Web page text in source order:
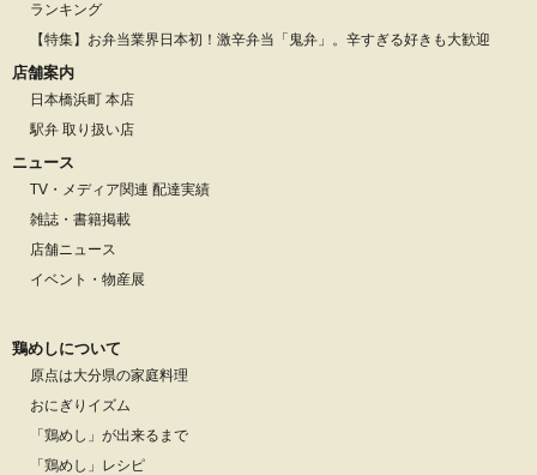
ランキング
【特集】お弁当業界日本初！激辛弁当「鬼弁」。辛すぎる好きも大歓迎
店舗案内
日本橋浜町 本店
駅弁 取り扱い店
ニュース
TV・メディア関連 配達実績
雑誌・書籍掲載
店舗ニュース
イベント・物産展
鶏めしについて
原点は大分県の家庭料理
おにぎりイズム
「鶏めし」が出来るまで
「鶏めし」レシピ